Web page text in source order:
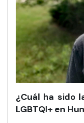
¿Cuál ha sido
LGBTQI+ en